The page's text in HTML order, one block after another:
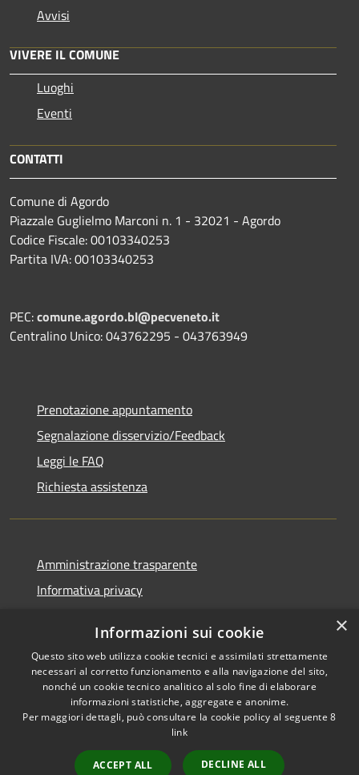
Avvisi
VIVERE IL COMUNE
Luoghi
Eventi
CONTATTI
Comune di Agordo
Piazzale Guglielmo Marconi n. 1 - 32021 - Agordo
Codice Fiscale: 00103340253
Partita IVA: 00103340253
PEC:comune.agordo.bl@pecveneto.it
Centralino Unico: 043762295 - 043763949
Prenotazione appuntamento
Segnalazione disservizio/Feedback
Leggi le FAQ
Richiesta assistenza
Amministrazione trasparente
Informativa privacy
Dichiarazione di accessibilità
RSS
Copyright © 2026 • Comune di
Municipium •
×
Informazioni sui cookie
Questo sito web utilizza cookie tecnici e assimilati strettamente
necessari al corretto funzionamento e alla navigazione del sito,
nonché un cookie tecnico analitico al solo fine di elaborare
informazioni statistiche, aggregate e anonime.
Per maggiori dettagli, può consultare la cookie policy al seguente8
link
ACCEPT ALL DECLINE ALL